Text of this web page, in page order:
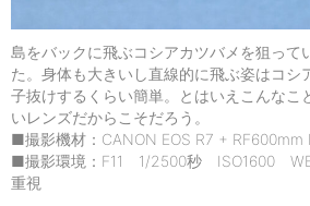
島をバックに飛ぶコシアカツバメを狙って
た。身体も大きいし直線的に飛ぶ姿はコシ
子抜けするくらい簡単。とはいえこんなこ
いレンズだからこそだろう。
■撮影機材：CANON EOS R7 + RF600mm
■撮影環境：F11 1/2500秒 ISO1600
重視